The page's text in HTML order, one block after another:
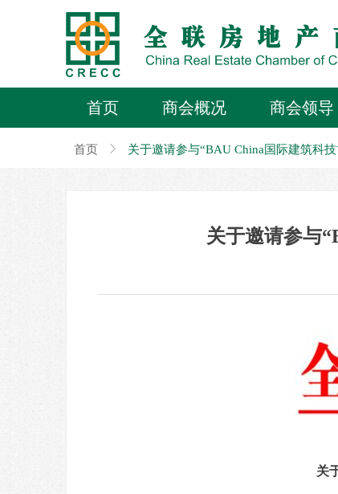
首页 商会概况 商会领导
关于邀请参与
关
首页 ꁕ 关于邀请参与“BAU China国际建筑科